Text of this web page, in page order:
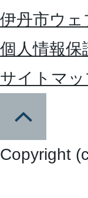
伊丹市ウ
個人情報保
サイトマ
Copyright